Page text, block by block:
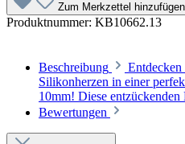
Zum Merkzettel hinzufügen
Produktnummer: KB10662.13
Beschreibung
Entdecken
Silikonherzen in einer
10mm! Diese
Bewertungen